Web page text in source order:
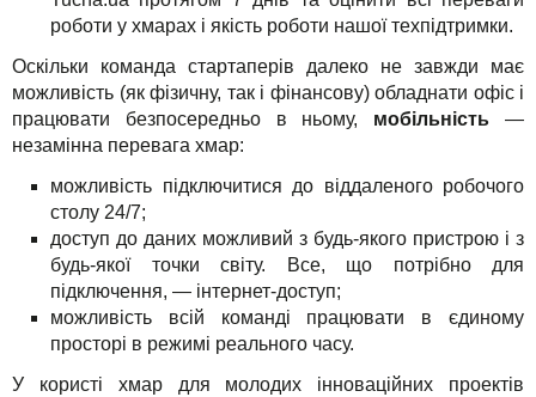
роботи у хмарах і якість роботи нашої техпідтримки.
Оскільки команда стартаперів далеко не завжди має
можливість (як фізичну, так і фінансову) обладнати офіс і
працювати безпосередньо в ньому, мобільність —
незамінна перевага хмар:
можливість підключитися до віддаленого робочого
столу 24/7;
доступ до даних можливий з будь-якого пристрою і з
будь-якої точки світу. Все, що потрібно для
підключення, — інтернет-доступ;
можливість всій команді працювати в єдиному
просторі в режимі реального часу.
У користі хмар для молодих інноваційних проектів